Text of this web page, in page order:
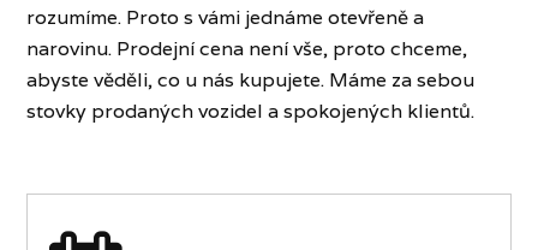
rozumíme. Proto s vámi jednáme otevřeně a
narovinu. Prodejní cena není vše, proto chceme,
abyste věděli, co u nás kupujete. Máme za sebou
stovky prodaných vozidel a spokojených klientů.